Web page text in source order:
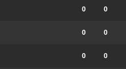
0 0
0 0
0 0